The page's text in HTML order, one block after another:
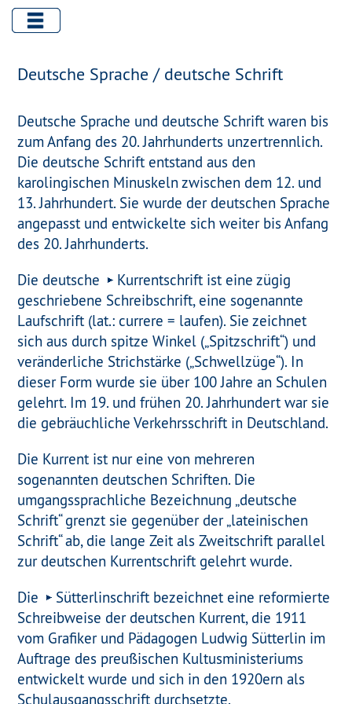
Deutsche Sprache / deutsche Schrift
Deutsche Sprache und deutsche Schrift waren bis
zum Anfang des 20. Jahrhunderts unzertrennlich.
Die deutsche Schrift entstand aus den
karolingischen Minuskeln zwischen dem 12. und
13. Jahrhundert. Sie wurde der deutschen Sprache
angepasst und entwickelte sich weiter bis Anfang
des 20. Jahrhunderts.
Die deutsche
Kurrentschrift ist eine zügig
geschriebene Schreibschrift, eine sogenannte
Laufschrift (lat.: currere = laufen). Sie zeichnet
sich aus durch spitze Winkel („Spitzschrift“) und
veränderliche Strichstärke („Schwellzüge“). In
dieser Form wurde sie über 100 Jahre an Schulen
gelehrt. Im 19. und frühen 20. Jahrhundert war sie
die gebräuchliche Verkehrsschrift in Deutschland.
Die Kurrent ist nur eine von mehreren
sogenannten deutschen Schriften. Die
umgangssprachliche Bezeichnung „deutsche
Schrift“ grenzt sie gegenüber der „lateinischen
Schrift“ ab, die lange Zeit als Zweitschrift parallel
zur deutschen Kurrentschrift gelehrt wurde.
Die
Sütterlinschrift bezeichnet eine reformierte
Schreibweise der deutschen Kurrent, die 1911
vom Grafiker und Pädagogen Ludwig Sütterlin im
Auftrage des preußischen Kultusministeriums
entwickelt wurde und sich in den 1920ern als
Schulausgangsschrift durchsetzte.